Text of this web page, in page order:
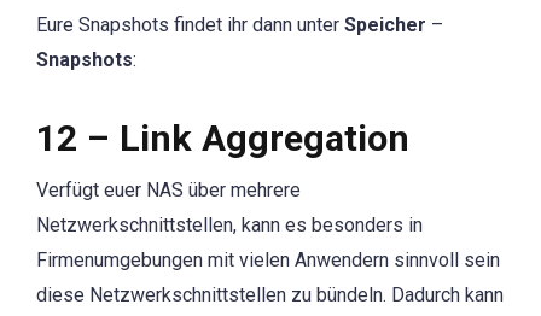
Eure Snapshots findet ihr dann unter Speicher –
Snapshots:
12 – Link Aggregation
Verfügt euer NAS über mehrere
Netzwerkschnittstellen, kann es besonders in
Firmenumgebungen mit vielen Anwendern sinnvoll sein
diese Netzwerkschnittstellen zu bündeln. Dadurch kann